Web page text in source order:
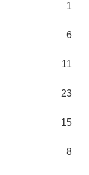
1
6
11
23
15
8